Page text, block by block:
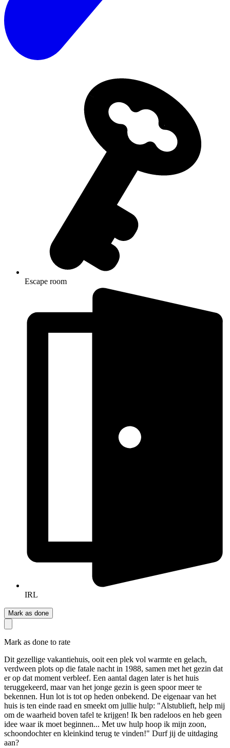
Escape room
IRL
Mark as done
Mark as done to rate
Dit gezellige vakantiehuis, ooit een plek vol warmte en gelach,
verdween plots op die fatale nacht in 1988, samen met het gezin dat
er op dat moment verbleef. Een aantal dagen later is het huis
teruggekeerd, maar van het jonge gezin is geen spoor meer te
bekennen. Hun lot is tot op heden onbekend. De eigenaar van het
huis is ten einde raad en smeekt om jullie hulp: "Alstublieft, help mij
om de waarheid boven tafel te krijgen! Ik ben radeloos en heb geen
idee waar ik moet beginnen... Met uw hulp hoop ik mijn zoon,
schoondochter en kleinkind terug te vinden!" Durf jij de uitdaging
aan?